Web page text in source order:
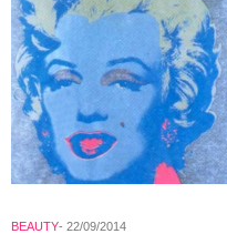
BEAUTY 22/09/2014